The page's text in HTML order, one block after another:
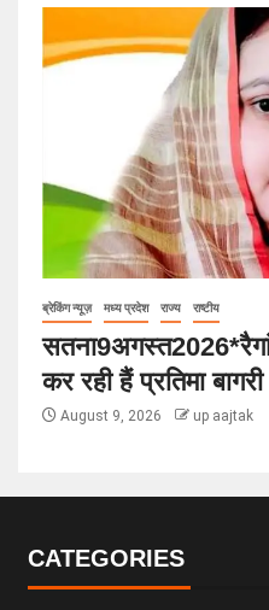
ब्रेकिंग न्यूज़ मध्य प्रदेश राज्य राष्टीय
कर रही हैं प्रतिमा
August 9, 2026 up aajtak
CATEGORIES